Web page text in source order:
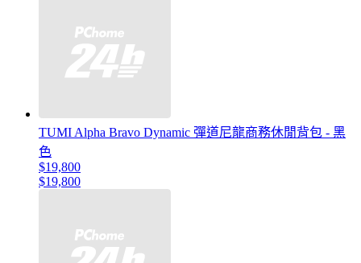
TUMI Alpha Bravo Dynamic 彈道尼龍商務休閒背包 - 黑
色
$19,800
$19,800